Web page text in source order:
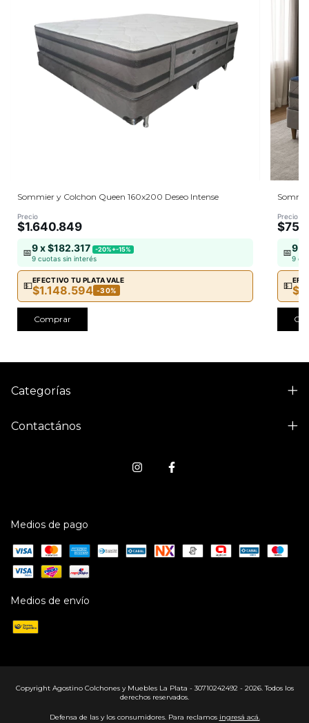
Sommier y Colchon Queen 160x200 Deseo Intense
Precio
$1.640.849
📅9 x $182.317 -20%+-15%
9 cuotas sin interés
💵
EFECTIVO TU PLATA VALE
$1.148.594 -30%
Comprar
Precio
📅9 x
9
💵
Categorías
Contactános
Medios de pago
Medios de envío
Copyright Agostino Colchones y Muebles La Plata - 30710242492 - 2026. Todos los
derechos reservados.
Defensa de las y los consumidores. Para reclamos ingresá acá.